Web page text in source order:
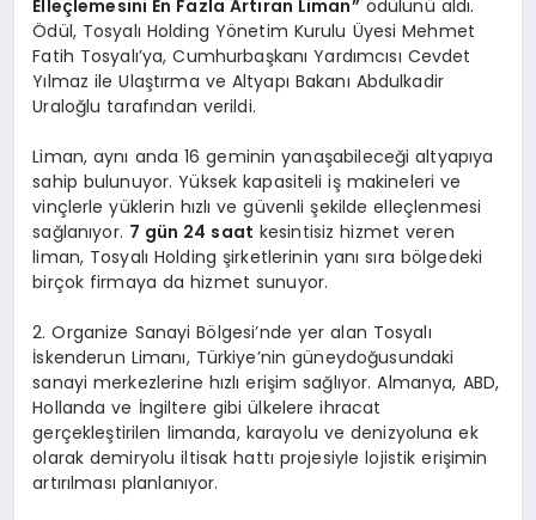
Elleçlemesini En Fazla Artıran Liman” ödülünü aldı.
Ödül, Tosyalı Holding Yönetim Kurulu Üyesi Mehmet
Fatih Tosyalı’ya, Cumhurbaşkanı Yardımcısı Cevdet
Yılmaz ile Ulaştırma ve Altyapı Bakanı Abdulkadir
Uraloğlu tarafından verildi.
Liman, aynı anda 16 geminin yanaşabileceği altyapıya
sahip bulunuyor. Yüksek kapasiteli iş makineleri ve
vinçlerle yüklerin hızlı ve güvenli şekilde elleçlenmesi
sağlanıyor. 7 gün 24 saat kesintisiz hizmet veren
liman, Tosyalı Holding şirketlerinin yanı sıra bölgedeki
birçok firmaya da hizmet sunuyor.
2. Organize Sanayi Bölgesi’nde yer alan Tosyalı
İskenderun Limanı, Türkiye’nin güneydoğusundaki
sanayi merkezlerine hızlı erişim sağlıyor. Almanya, ABD,
Hollanda ve İngiltere gibi ülkelere ihracat
gerçekleştirilen limanda, karayolu ve denizyoluna ek
olarak demiryolu iltisak hattı projesiyle lojistik erişimin
artırılması planlanıyor.